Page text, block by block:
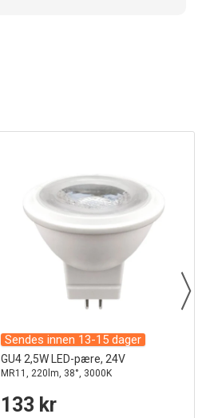
Sendes innen 13-15 dager
GU4 2,5W LED-pære, 24V
MR11, 220lm, 38°, 3000K
133 kr